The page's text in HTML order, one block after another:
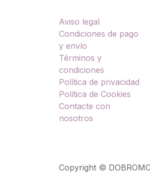
Aviso legal
Condiciones de pago
y envío
Términos y
condiciones
Política de privacidad
Política de Cookies
Contacte con
nosotros
Copyright ©